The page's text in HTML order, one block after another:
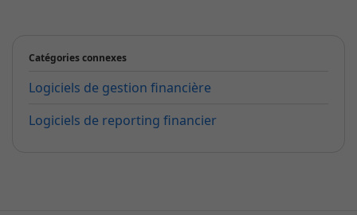
Catégories connexes
Logiciels de gestion financière
Logiciels de reporting financier